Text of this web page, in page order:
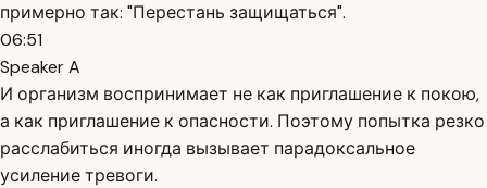
примерно так: "Перестань защищаться".
06:51
Speaker A
И организм воспринимает не как приглашение к покою,
а как приглашение к опасности. Поэтому попытка резко
расслабиться иногда вызывает парадоксальное
усиление тревоги.